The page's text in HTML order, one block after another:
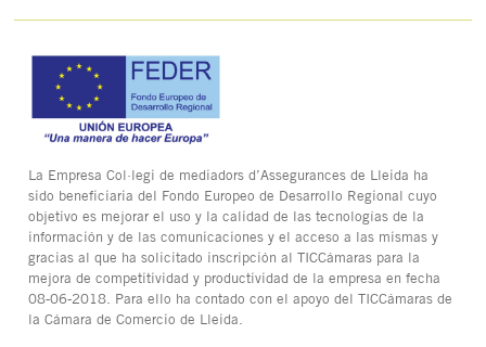
La Empresa Col·legi de mediadors d’Assegurances de Lleida ha
sido beneficiaria del Fondo Europeo de Desarrollo Regional cuyo
objetivo es mejorar el uso y la calidad de las tecnologías de la
información y de las comunicaciones y el acceso a las mismas y
gracias al que ha solicitado inscripción al TICCámaras para la
mejora de competitividad y productividad de la empresa en fecha
08-06-2018. Para ello ha contado con el apoyo del TICCámaras de
la Cámara de Comercio de Lleida.